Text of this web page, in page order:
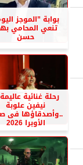
بوابة ”الموجز
تنعي المحامي
حسن
رحلة غنائية
نيفين علوبة
..وأصدقاؤها فى
الأوبرا 2026